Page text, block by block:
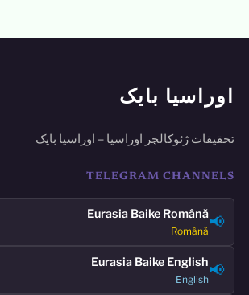
اوراسیا بایک
تحقیقات ژئوکالچر اوراسیا – اوراسیا بایک
TELEGRAM CHANNELS
📢
Eurasia Baike Română
Română
📢
Eurasia Baike English
English